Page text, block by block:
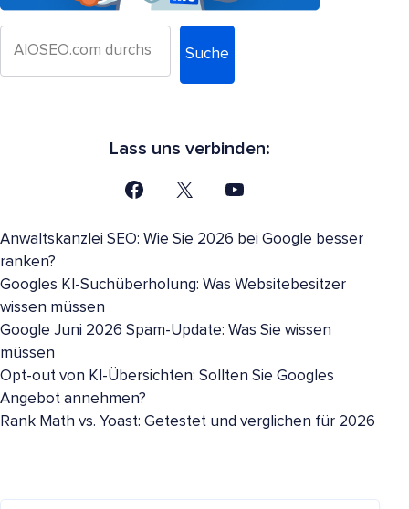
Suche
Lass uns verbinden:
Anwaltskanzlei SEO: Wie Sie 2026 bei Google besser
ranken?
Googles KI-Suchüberholung: Was Websitebesitzer
wissen müssen
Google Juni 2026 Spam-Update: Was Sie wissen
müssen
Opt-out von KI-Übersichten: Sollten Sie Googles
Angebot annehmen?
Rank Math vs. Yoast: Getestet und verglichen für 2026